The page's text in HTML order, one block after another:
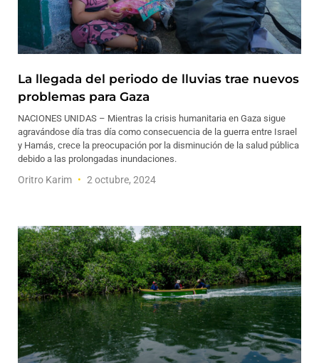
La llegada del periodo de lluvias trae nuevos
problemas para Gaza
NACIONES UNIDAS – Mientras la crisis humanitaria en Gaza sigue
agravándose día tras día como consecuencia de la guerra entre Israel
y Hamás, crece la preocupación por la disminución de la salud pública
debido a las prolongadas inundaciones.
Oritro Karim 2 octubre, 2024